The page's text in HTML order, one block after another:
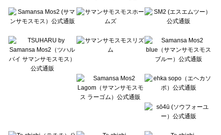
Te chichi（テチチ）の一覧
Te chichi CLASSIC（テチチ クラシック）の一覧
Lugnoncure（ルノンキュール）の一覧
BETTY'S BLUE（べティーズブルー）の一覧
Wpc.（ワールドパーティー）の一覧